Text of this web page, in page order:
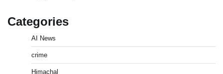
Categories
AI News
crime
Himachal